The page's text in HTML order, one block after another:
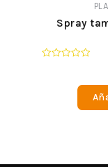
Spray